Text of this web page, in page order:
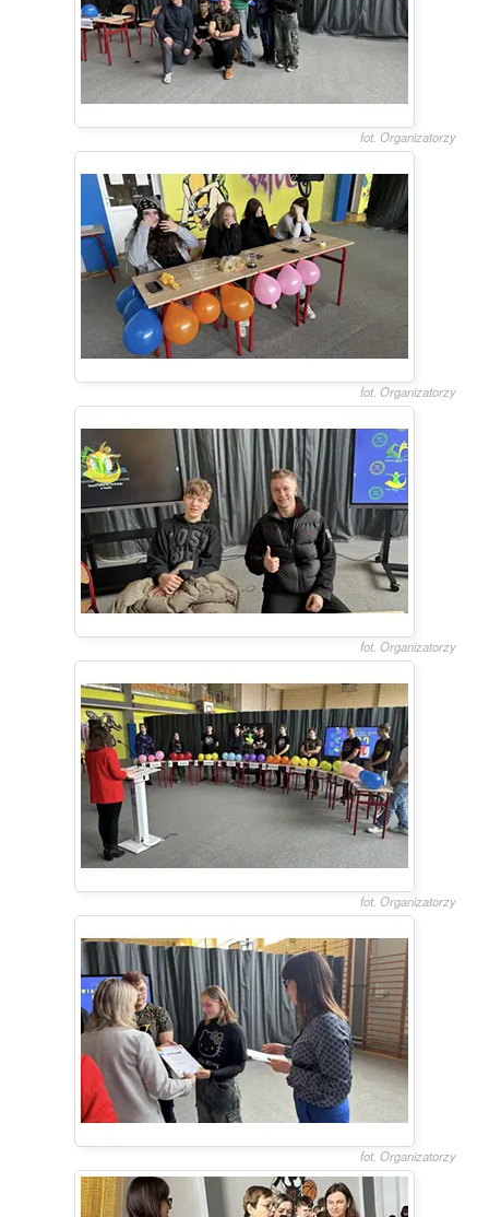
fot. Organizatorzy
fot. Organizatorzy
fot. Organizatorzy
fot. Organizatorzy
fot. Organizatorzy